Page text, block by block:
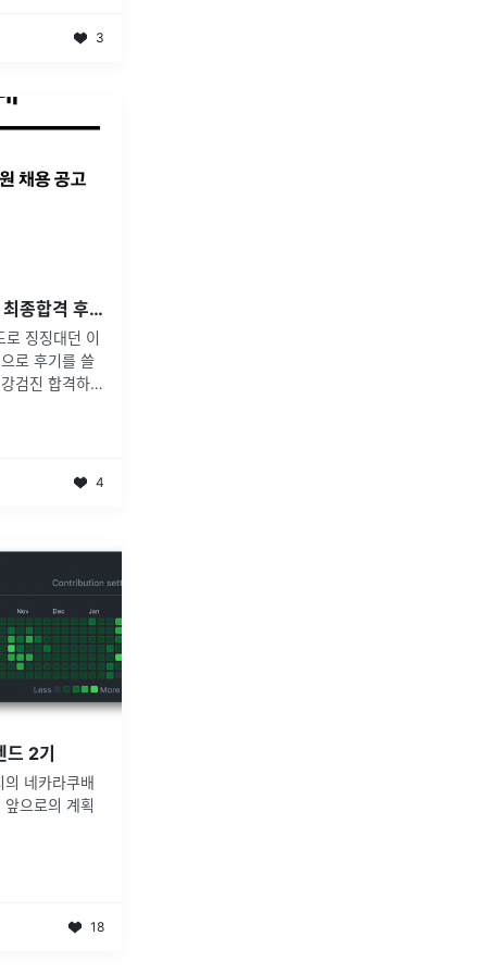
3
[2024 하반기] 삼성전자DS 최종합격 후기
징징대던 이
로 후기를 쓸
검진 합격하고
4
2기
네카라쿠배
으로의 계획
18